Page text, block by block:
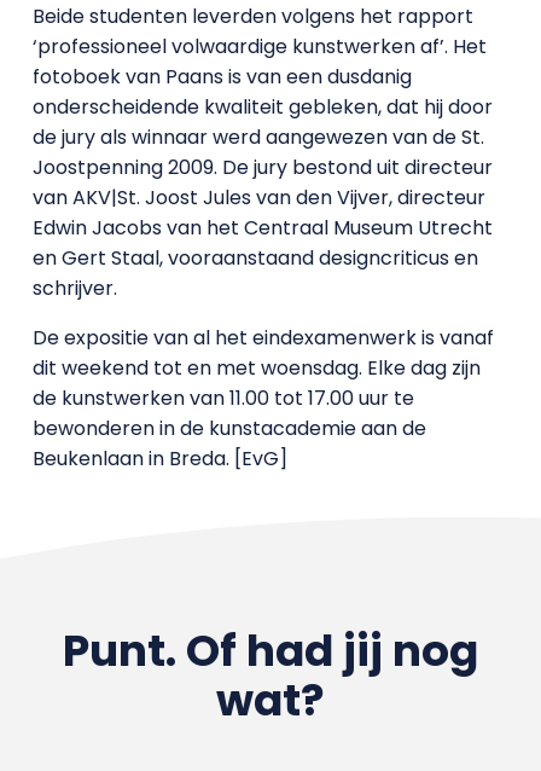
Beide studenten leverden volgens het rapport
‘professioneel volwaardige kunstwerken af’. Het
fotoboek van Paans is van een dusdanig
onderscheidende kwaliteit gebleken, dat hij door
de jury als winnaar werd aangewezen van de St.
Joostpenning 2009. De jury bestond uit directeur
van AKV|St. Joost Jules van den Vijver, directeur
Edwin Jacobs van het Centraal Museum Utrecht
en Gert Staal, vooraanstaand designcriticus en
schrijver.
De expositie van al het eindexamenwerk is vanaf
dit weekend tot en met woensdag. Elke dag zijn
de kunstwerken van 11.00 tot 17.00 uur te
bewonderen in de kunstacademie aan de
Beukenlaan in Breda. [EvG]
Punt. Of had jij nog
wat?